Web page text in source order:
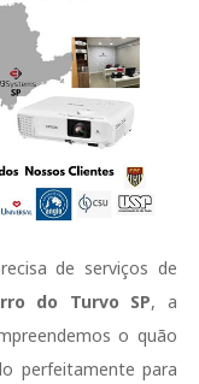
de serviços de
do Turvo SP, a
o quão
perfeitamente para